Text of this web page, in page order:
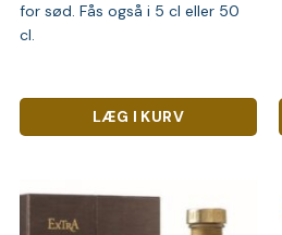
for sød. Fås også i 5 cl eller 50
cl.
LÆG I KURV